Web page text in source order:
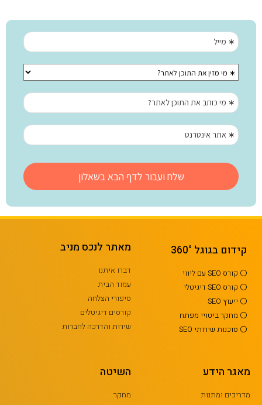
קידום בגוגל 360°
⚪ קורס SEO עם ליווי
⚪ קורס SEO דיגיטלי
⚪ ייעוץ SEO
⚪ מחקר ביטויי מפתח
⚪ סוכנות שירותי SEO
מאתר לנכס מניב
דברו איתנו
עמוד הבית
סיפורי הצלחה
קורסים דיגיטלים
שירות והדרכה לחברות
מאגר הידע
מדריכים ומתנות
השיטה
מחקר